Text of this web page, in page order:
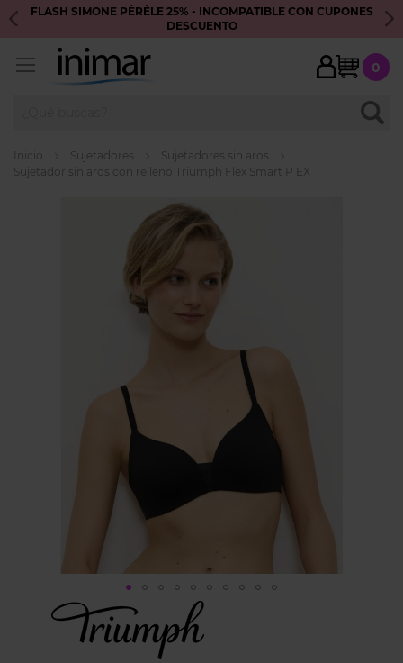
FLASH SIMONE PÉRÈLE 25% - INCOMPATIBLE CON CUPONES
DESCUENTO
My
0
Inicio Sujetadores
Sujetadores sin aros
Sujetador sin aros con relleno Triumph Flex Smart P EX